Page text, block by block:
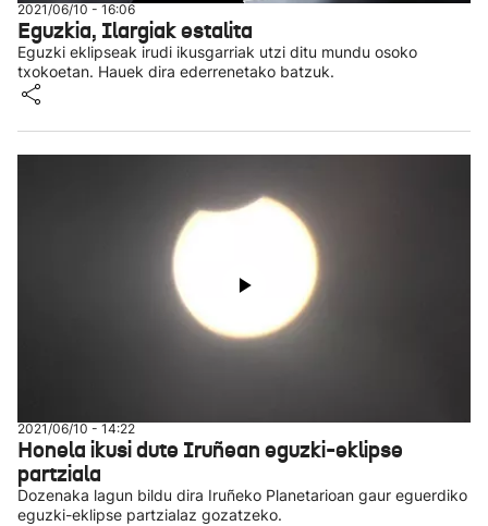
2021/06/10 - 16:06
Eguzkia, Ilargiak estalita
Eguzki eklipseak irudi ikusgarriak utzi ditu mundu osoko
txokoetan. Hauek dira ederrenetako batzuk.
2021/06/10 - 14:22
Honela ikusi dute Iruñean eguzki-eklipse
partziala
Dozenaka lagun bildu dira Iruñeko Planetarioan gaur eguerdiko
eguzki-eklipse partzialaz gozatzeko.